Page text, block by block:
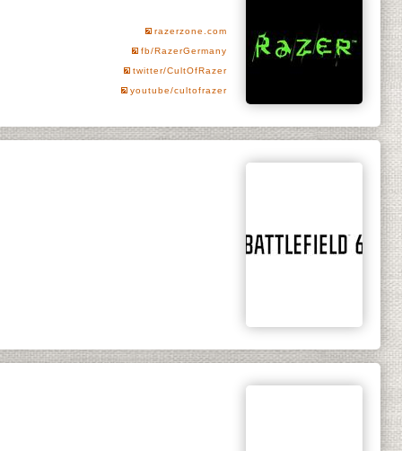
razerzone.com
fb/RazerGermany
twitter/CultOfRazer
youtube/cultofrazer